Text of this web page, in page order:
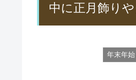
中に正月飾り
年末年始